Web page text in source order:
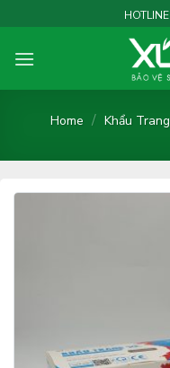
to
content
HOTLINE
Home / Khẩu